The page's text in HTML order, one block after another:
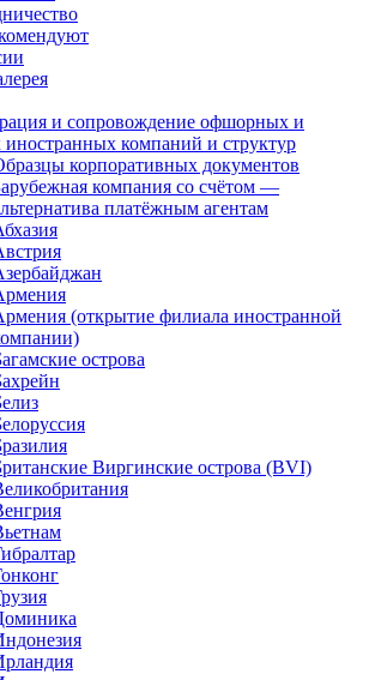
и сопровождение офшорных и
иностранных компаний и структур
корпоративных документов
компания со счётом —
платёжным агентам
(открытие филиала иностранной
острова
Виргинские острова (BVI)